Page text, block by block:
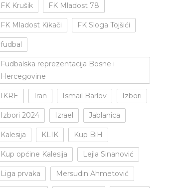
FK Krušik FK Mladost 78
FK Mladost Kikači FK Sloga Tojšići
fudbal
Fudbalska reprezentacija Bosne i
Hercegovine
IKRE Iran Ismail Barlov Izbori
Izbori 2024 Izrael Jablanica
Kalesija KLIK Kup BiH
Kup općine Kalesija Lejla Sinanović
Liga prvaka Mersudin Ahmetović